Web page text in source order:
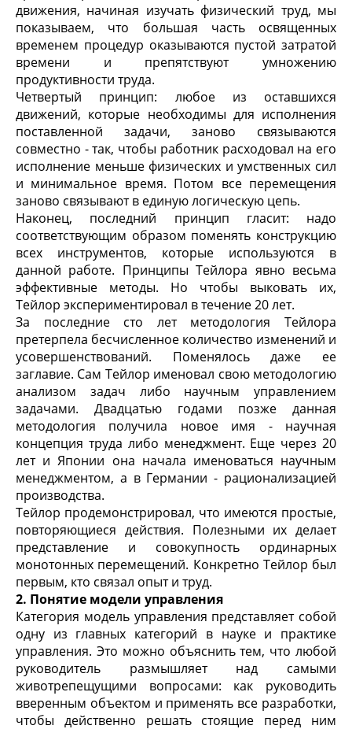
движения, начиная изучать физический труд, мы
показываем, что большая часть освященных
временем процедур оказываются пустой затратой
времени и препятствуют умножению
продуктивности труда.
Четвертый принцип: любое из оставшихся
движений, которые необходимы для исполнения
поставленной задачи, заново связываются
совместно - так, чтобы работник расходовал на его
исполнение меньше физических и умственных сил
и минимальное время. Потом все перемещения
заново связывают в единую логическую цепь.
Наконец, последний принцип гласит: надо
соответствующим образом поменять конструкцию
всех инструментов, которые используются в
данной работе. Принципы Тейлора явно весьма
эффективные методы. Но чтобы выковать их,
Тейлор экспериментировал в течение 20 лет.
За последние сто лет методология Тейлора
претерпела бесчисленное количество изменений и
усовершенствований. Поменялось даже ее
заглавие. Сам Тейлор именовал свою методологию
анализом задач либо научным управлением
задачами. Двадцатью годами позже данная
методология получила новое имя - научная
концепция труда либо менеджмент. Еще через 20
лет и Японии она начала именоваться научным
менеджментом, а в Германии - рационализацией
производства.
Тейлор продемонстрировал, что имеются простые,
повторяющиеся действия. Полезными их делает
представление и совокупность ординарных
монотонных перемещений. Конкретно Тейлор был
первым, кто связал опыт и труд.
2. Понятие модели управления
Категория модель управления представляет собой
одну из главных категорий в науке и практике
управления. Это можно объяснить тем, что любой
руководитель размышляет над самыми
животрепещущими вопросами: как руководить
вверенным объектом и применять все разработки,
чтобы действенно решать стоящие перед ним